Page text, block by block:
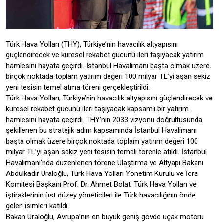
Türk Hava Yolları (THY), Türkiye’nin havacılık altyapısını
güçlendirecek ve küresel rekabet gücünü ileri taşıyacak yatırım
hamlesini hayata geçirdi. İstanbul Havalimanı başta olmak üzere
birçok noktada toplam yatırım değeri 100 milyar TL’yi aşan sekiz
yeni tesisin temel atma töreni gerçekleştirildi.
Türk Hava Yolları, Türkiye’nin havacılık altyapısını güçlendirecek ve
küresel rekabet gücünü ileri taşıyacak kapsamlı bir yatırım
hamlesini hayata geçirdi. THY’nin 2033 vizyonu doğrultusunda
şekillenen bu stratejik adım kapsamında İstanbul Havalimanı
başta olmak üzere birçok noktada toplam yatırım değeri 100
milyar TL’yi aşan sekiz yeni tesisin temeli törenle atıldı. İstanbul
Havalimanı’nda düzenlenen törene Ulaştırma ve Altyapı Bakanı
Abdulkadir Uraloğlu, Türk Hava Yolları Yönetim Kurulu ve İcra
Komitesi Başkanı Prof. Dr. Ahmet Bolat, Türk Hava Yolları ve
iştiraklerinin üst düzey yöneticileri ile Türk havacılığının önde
gelen isimleri katıldı.
Bakan Uraloğlu, Avrupa’nın en büyük geniş gövde uçak motoru